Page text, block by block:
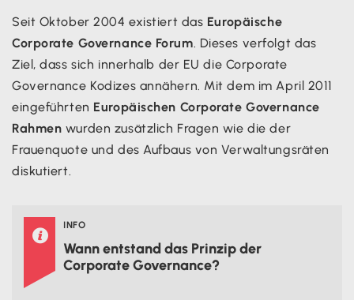
Seit Oktober 2004 existiert das Europäische
Corporate Governance Forum. Dieses verfolgt das
Ziel, dass sich innerhalb der EU die Corporate
Governance Kodizes annähern. Mit dem im April 2011
eingeführten Europäischen Corporate Governance
Rahmen wurden zusätzlich Fragen wie die der
Frauenquote und des Aufbaus von Verwaltungsräten
diskutiert.
 INFO
Wann entstand das Prinzip der
Corporate Governance?